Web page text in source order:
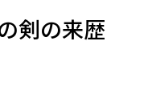
剣の来歴